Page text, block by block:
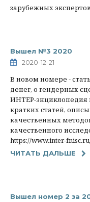
зарубежных
Вышел №3 2020
2020-12-21
В новом номере -
денег, о гендерных
ИНТЕР-энциклопедия
кратких статей,
качественных
качественного
https://www.inter-
ЧИТАТЬ ДАЛЬШЕ
Вышел номер 2 за